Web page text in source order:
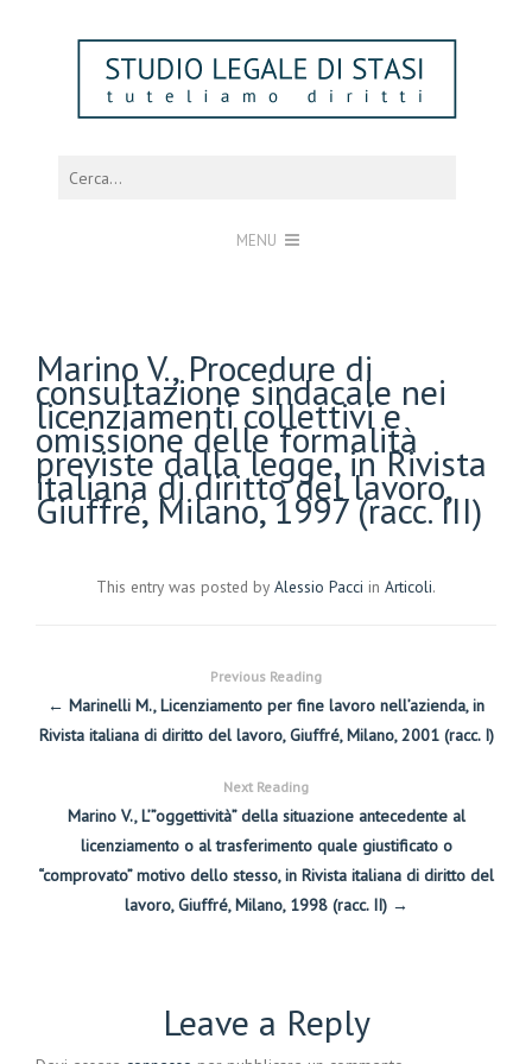
MENU
Marino V., Procedure di
consultazione sindacale nei
licenziamenti collettivi e
omissione delle formalità
previste dalla legge, in Rivista
italiana di diritto del lavoro,
Giuffré, Milano, 1997 (racc. III)
This entry was posted by Alessio Pacci in Articoli.
Previous Reading
← Marinelli M., Licenziamento per fine lavoro nell’azienda, in
Rivista italiana di diritto del lavoro, Giuffré, Milano, 2001 (racc. I)
Next Reading
Marino V., L’”oggettività” della situazione antecedente al
licenziamento o al trasferimento quale giustificato o
“comprovato” motivo dello stesso, in Rivista italiana di diritto del
lavoro, Giuffré, Milano, 1998 (racc. II) →
Leave a Reply